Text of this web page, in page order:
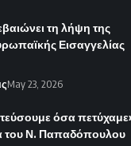
τη λήψη της
Εισαγγελίας
May 23, 2026
όσα
του Ν. Παπαδόπουλου